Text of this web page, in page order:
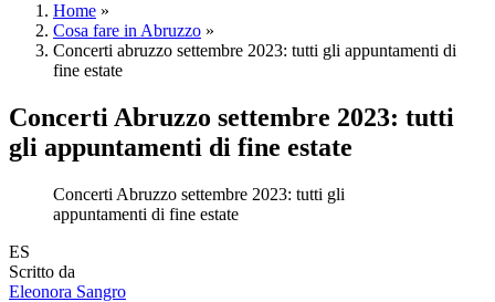
Home »
Cosa fare in Abruzzo »
Concerti abruzzo settembre 2023: tutti gli appuntamenti di
fine estate
Concerti Abruzzo settembre 2023: tutti
gli appuntamenti di fine estate
Concerti Abruzzo settembre 2023: tutti gli
appuntamenti di fine estate
ES
Scritto da
Eleonora Sangro